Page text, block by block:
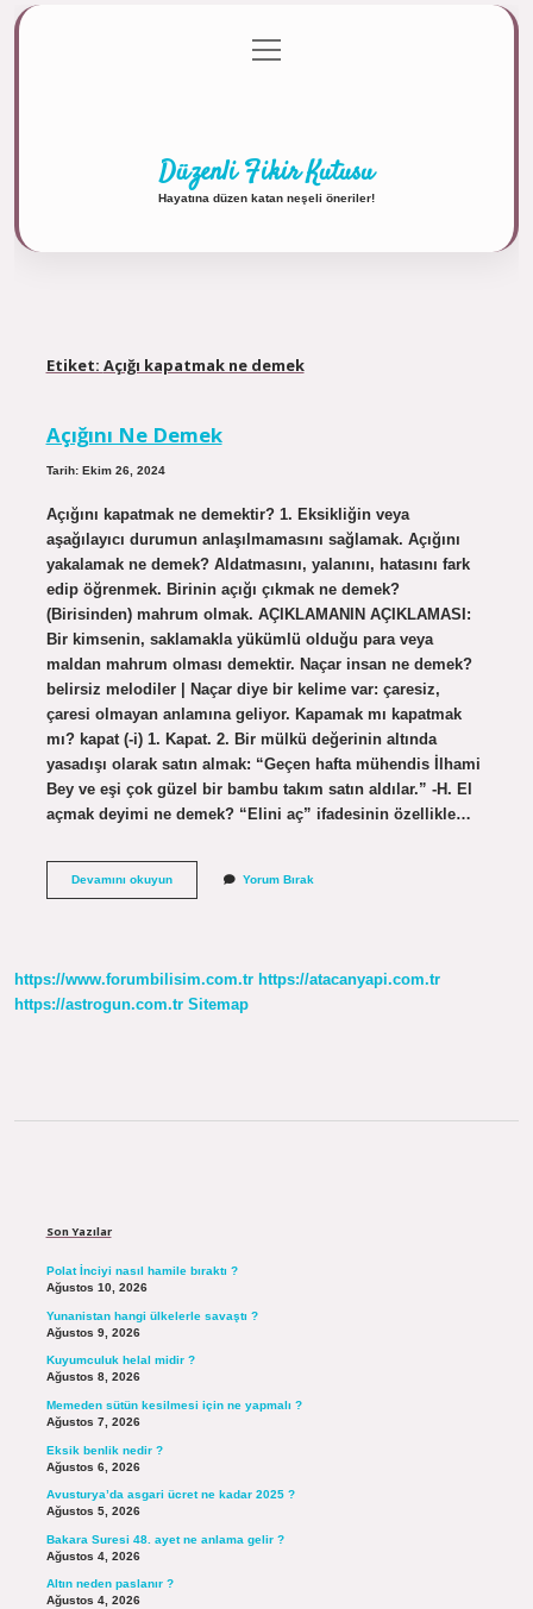
Gizlilik Politikası
menüyü
aç
Düzenli Fikir Kutusu
Hayatına düzen katan neşeli öneriler!
Etiket: Açığı kapatmak ne demek
Açığını Ne Demek
Tarih: Ekim 26, 2024
Açığını kapatmak ne demektir? 1. Eksikliğin veya
aşağılayıcı durumun anlaşılmamasını sağlamak. Açığını
yakalamak ne demek? Aldatmasını, yalanını, hatasını fark
edip öğrenmek. Birinin açığı çıkmak ne demek?
(Birisinden) mahrum olmak. AÇIKLAMANIN AÇIKLAMASI:
Bir kimsenin, saklamakla yükümlü olduğu para veya
maldan mahrum olması demektir. Naçar insan ne demek?
belirsiz melodiler | Naçar diye bir kelime var: çaresiz,
çaresi olmayan anlamına geliyor. Kapamak mı kapatmak
mı? kapat (-i) 1. Kapat. 2. Bir mülkü değerinin altında
yasadışı olarak satın almak: “Geçen hafta mühendis İlhami
Bey ve eşi çok güzel bir bambu takım satın aldılar.” -H. El
açmak deyimi ne demek? “Elini aç” ifadesinin özellikle…
Devamını okuyunAçığını
Yorum Bırak
https://www.forumbilisim.com.tr https://atacanyapi.com.tr
https://astrogun.com.tr Sitemap
Son Yazılar
Polat İnciyi nasıl hamile bıraktı ?
Ağustos 10, 2026
Yunanistan hangi ülkelerle savaştı ?
Ağustos 9, 2026
Kuyumculuk helal midir ?
Ağustos 8, 2026
Memeden sütün kesilmesi için ne yapmalı ?
Ağustos 7, 2026
Eksik benlik nedir ?
Ağustos 6, 2026
Avusturya’da asgari ücret ne kadar 2025 ?
Ağustos 5, 2026
Bakara Suresi 48. ayet ne anlama gelir ?
Ağustos 4, 2026
Altın neden paslanır ?
Ağustos 4, 2026